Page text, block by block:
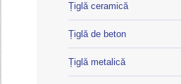
Țiglă ceramică
Țiglă de beton
Țiglă metalică